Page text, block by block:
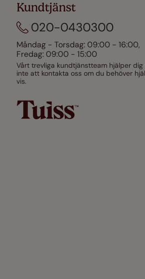
Kundtjänst
020-0430300
Måndag - Torsdag: 09:00 - 16:00,
Fredag: 09:00 - 15:00
Vårt trevliga kundtjänstteam hjälper dig
inte att kontakta oss om du behöver
vis.